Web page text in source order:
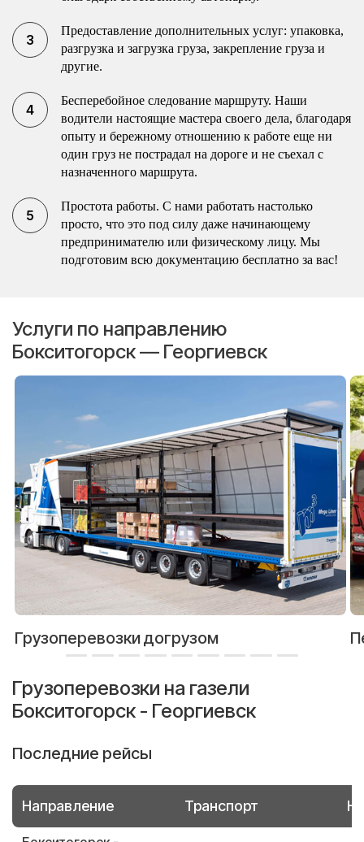
Предоставление дополнительных услуг: упаковка,
разгрузка и загрузка груза, закрепление груза и
другие.
Бесперебойное следование маршруту. Наши
водители настоящие мастера своего дела, благодаря
опыту и бережному отношению к работе еще ни
один груз не пострадал на дороге и не съехал с
назначенного маршрута.
Простота работы. С нами работать настолько
просто, что это под силу даже начинающему
предпринимателю или физическому лицу. Мы
подготовим всю документацию бесплатно за вас!
Услуги по направлению
Бокситогорск — Георгиевск
Грузоперевозки догрузом
Грузоперевозки на газели
Бокситогорск - Георгиевск
Последние рейсы
Направление Транспорт